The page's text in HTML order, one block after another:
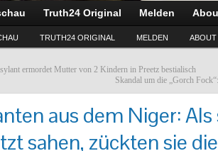
Truth24 Original Melden
TRUTH24 ORIGINAL MELDEN ABOUT
ermordet Mutter von 2 Kindern in Preetz bestialisch
Skandal um die „Gorch
aus dem Niger: Als
sahen, zückten sie